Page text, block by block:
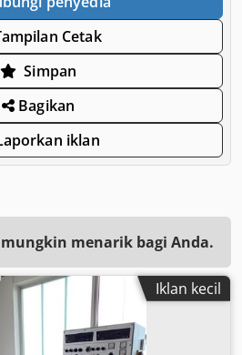
Cetak
Simpan
Bagikan
iklan
menarik bagi Anda.
Iklan kecil